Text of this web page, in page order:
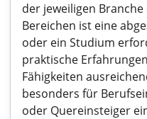
der jeweiligen
Bereichen ist eine
oder ein Studium
praktische
Fähigkeiten
besonders für
oder Quereinsteiger